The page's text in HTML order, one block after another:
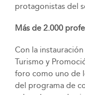
protagonistas del
Más de 2.000
Con la
Turismo y
foro como uno de
del programa de